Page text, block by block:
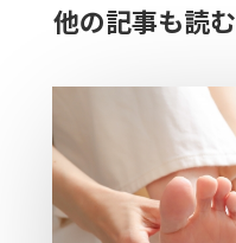
他の記事も読む​